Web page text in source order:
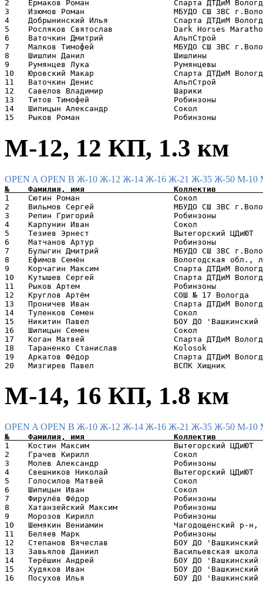
2    Ермаков Роман                  Спарта ДТДиМ
3    Изюмов Роман                   МБУДО СШ ЗВС
4    Добрынинский Илья              Спарта ДТДиМ
5    Росляков Святослав             Dark Horses
6    Ваточкин Дмитрий               АльпСтрой
7    Малков Тимофей                 МБУДО СШ ЗВС
8    Шишлин Данил                   Шишлины
9    Румянцев Лука                  Румянцевы
10   Юровский Макар                 Спарта ДТДиМ
11   Ваточкин Денис                 АльпСтрой
12   Савелов Владимир               Шарики
13   Титов Тимофей                  Робинзоны
14   Шипицын Александр              Сокол
М-12, 12 КП, 1.3 км
OPEN A OPEN B Ж-10 Ж-12 Ж-14 Ж-16 Ж-21 Ж-35 Ж-50 М-10
1    Сютин Роман                    Сокол
2    Вильмов Сергей                 МБУДО СШ ЗВС
3    Репин Григорий                 Робинзоны
4    Карпунин Иван                  Сокол
5    Тезиев Эрнест                  Вытегорский
6    Матчанов Артур                 Робинзоны
7    Булыгин Дмитрий                МБУДО СШ ЗВС
8    Ефимов Семён                   Вологодская
9    Корчагин Максим                Спарта ДТДиМ
10   Кутышев Сергей                 Спарта ДТДиМ
11   Рыков Артем                    Робинзоны
12   Круглов Артём                  СОШ № 17
13   Проничев Иван                  Спарта ДТДиМ
14   Туленков Семен                 Сокол
15   Никитин Павел                  БОУ ДО
16   Шипицын Семен                  Сокол
17   Коган Матвей                   Спарта ДТДиМ
18   Тараненко Станислав            Kolosok
19   Аркатов Фёдор
М-14, 16 КП, 1.8 км
OPEN A OPEN B Ж-10 Ж-12 Ж-14 Ж-16 Ж-21 Ж-35 Ж-50 М-10
1    Костин Максим
2    Грачев Кирилл                  Сокол
3    Молев Александр                Робинзоны
4    Свешников Николай              Вытегорский
5    Голосилов Матвей               Сокол
6    Шипицын Иван                   Сокол
7    Фирулёв Фёдор                  Робинзоны
8    Хатанзейский Максим            Робинзоны
9    Морозов Кирилл                 Робинзоны
10   Шемякин Вениамин               Чагодощенский
11   Беляев Марк                    Робинзоны
12   Степанов Вячеслав              БОУ ДО
13   Завьялов Даниил                Васильевская
14   Терёшин Андрей                 БОУ ДО
15   Худяков Иван                   БОУ ДО